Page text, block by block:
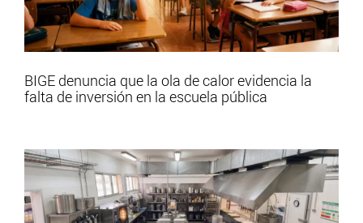
BIGE denuncia que la ola de calor evidencia la
falta de inversión en la escuela pública